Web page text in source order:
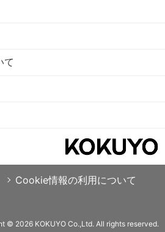
て
Cookie情報の利用について
© 2026 KOKUYO Co.,Ltd. All rights reserved.